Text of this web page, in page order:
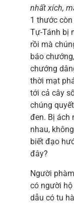
nhất xích,
1 thước
Tự-Tánh bị
rồi mà
báo
chướng
thời mạt
tới cả cây
chúng
đen. Bị ách
nhau,
biết đạo
đây?
Người
có người
dẫu có tu